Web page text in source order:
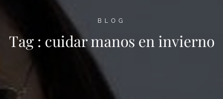
BLOG
Tag : cuidar manos en invierno